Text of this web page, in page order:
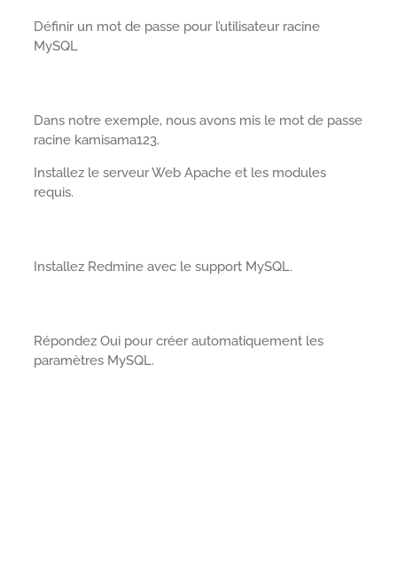
Définir un mot de passe pour l’utilisateur racine
MySQL
Dans notre exemple, nous avons mis le mot de passe
racine kamisama123.
Installez le serveur Web Apache et les modules
requis.
Installez Redmine avec le support MySQL.
Répondez Oui pour créer automatiquement les
paramètres MySQL.